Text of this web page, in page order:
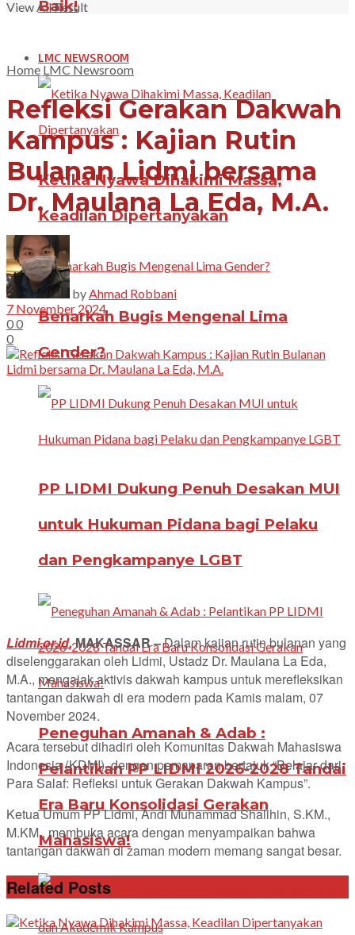
Baik!
LMC NEWSROOM
Ketika Nyawa Dihakimi Massa,
Keadilan Dipertanyakan
Benarkah Bugis Mengenal Lima
Gender?
PP LIDMI Dukung Penuh Desakan MUI
untuk Hukuman Pidana bagi Pelaku
dan Pengkampanye LGBT
Peneguhan Amanah & Adab :
Pelantikan PP LIDMI 2026-2028 Tandai
Era Baru Konsolidasi Gerakan
Mahasiswa!
View All Result
Home LMC Newsroom
Refleksi Gerakan Dakwah
Kampus : Kajian Rutin
Bulanan Lidmi bersama
Dr. Maulana La Eda, M.A.
by Ahmad Robbani
7 November 2024
00
0
Lidmi.or.id,MAKASSAR –Dalam kajian rutin bulanan yang
diselenggarakan oleh Lidmi, Ustadz Dr. Maulana La Eda,
M.A., mengajak aktivis dakwah kampus untuk merefleksikan
tantangan dakwah di era modern pada Kamis malam, 07
November 2024.
Acara tersebut dihadiri oleh Komunitas Dakwah Mahasiswa
Indonesia (KDMI), dengan pemaparan bertajuk “Belajar dari
Para Salaf: Refleksi untuk Gerakan Dakwah Kampus”.
Ketua Umum PP Lidmi, Andi Muhammad Shalihin, S.KM.,
M.KM., membuka acara dengan menyampaikan bahwa
tantangan dakwah di zaman modern memang sangat besar.
Related Posts